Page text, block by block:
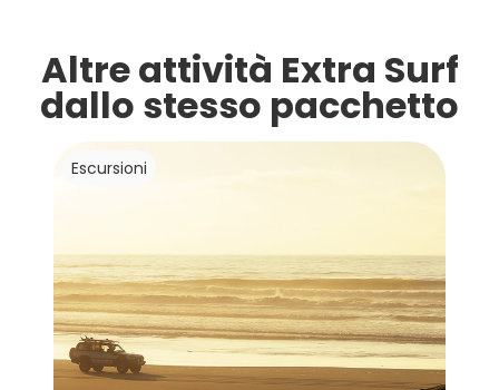
Altre attività Extra Surf
dallo stesso pacchetto
Escursioni